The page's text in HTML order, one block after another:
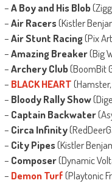
–A Boy and His Blob
–Air Racers(Kistler
–Air Stunt Racing(Pix
–Amazing Breaker(Big
–Archery Club(BoomBit
– BLACK HEART
– Bloody Rally Show
– Captain Backwater
– Circa Infinity
– City Pipes(Kistler
– Composer(Dynamic
– Demon Turf(Playtonic